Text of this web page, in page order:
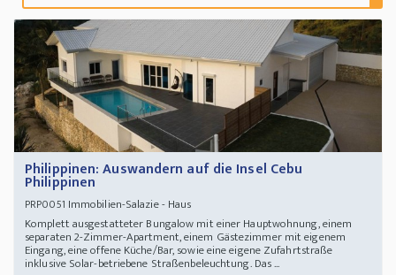
Philippinen: Auswandern auf die Insel Cebu
Philippinen
PRP0051 Immobilien-Salazie - Haus
Komplett ausgestatteter Bungalow mit einer Hauptwohnung, einem
separaten 2-Zimmer-Apartment, einem Gästezimmer mit eigenem
Eingang, eine offene Küche/Bar, sowie eine eigene Zufahrtstraße
inklusive Solar-betriebene Straßenbeleuchtung. Das ...